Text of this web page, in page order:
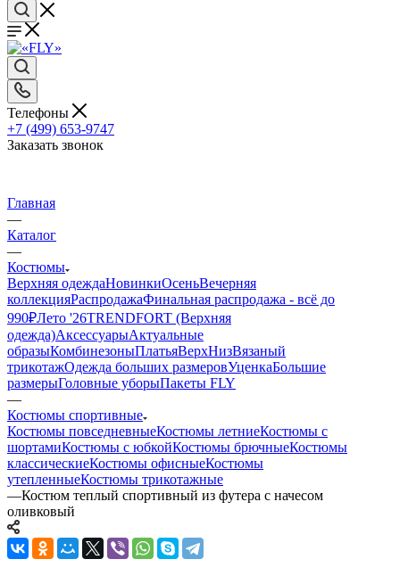
Телефоны
+7 (499) 653-9747
Заказать звонок
Главная
—
Каталог
—
Костюмы
Верхняя одеждаНовинкиОсеньВечерняя
коллекцияРаспродажаФинальная распродажа - всё до
990₽Лето '26TRENDFORT (Верхняя
одежда)АксессуарыАктуальные
образыКомбинезоныПлатьяВерхНизВязаный
трикотажОдежда больших размеровУценкаБольшие
размерыГоловные уборыПакеты FLY
—
Костюмы спортивные
Костюмы повседневныеКостюмы летниеКостюмы с
шортамиКостюмы с юбкойКостюмы брючныеКостюмы
классическиеКостюмы офисныеКостюмы
утепленныеКостюмы трикотажные
—Костюм теплый спортивный из футера с начесом
оливковый